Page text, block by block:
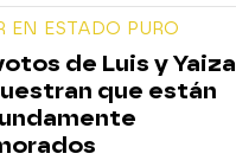
EN ESTADO PURO
de Luis y Yaiza
que están